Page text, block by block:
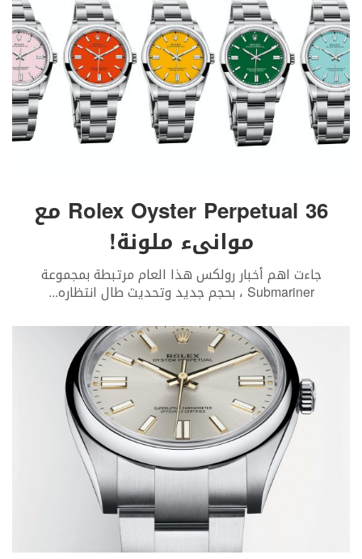
Rolex Oyster Perpetual 36 مع
موانىء ملونة!
جاءت اهم أخبار رولكس هذا العام مرتبطة بمجموعة
Submariner ، بحجم جديد وتحديث طال انتظاره ...